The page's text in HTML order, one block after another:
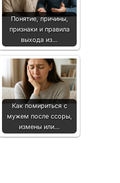
Понятие, причины,
признаки и правила
выхода из…
Как помириться с
мужем после ссоры,
измены или…